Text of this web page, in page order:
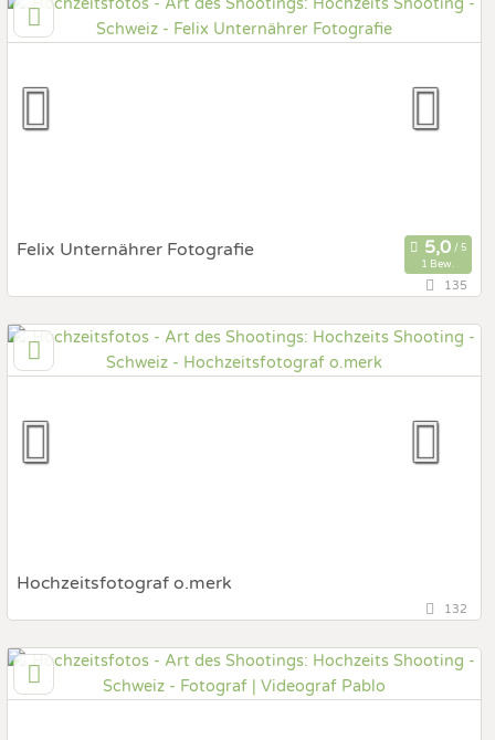
Art des Shootings:
Prewedding Shooting
Hochzeits Shooting
Fotostory
Fotobox mit Zubehör
Felix Unternährer Fotografie
1 Bew.
Art des Shootings:
Prewedding Shooting
Hochzeits Shooting
Fotostory
Fotobox mit Zubehör
135
Hochzeitsfotograf o.merk
Zürich
Art des Shootings:
Prewedding Shooting
132